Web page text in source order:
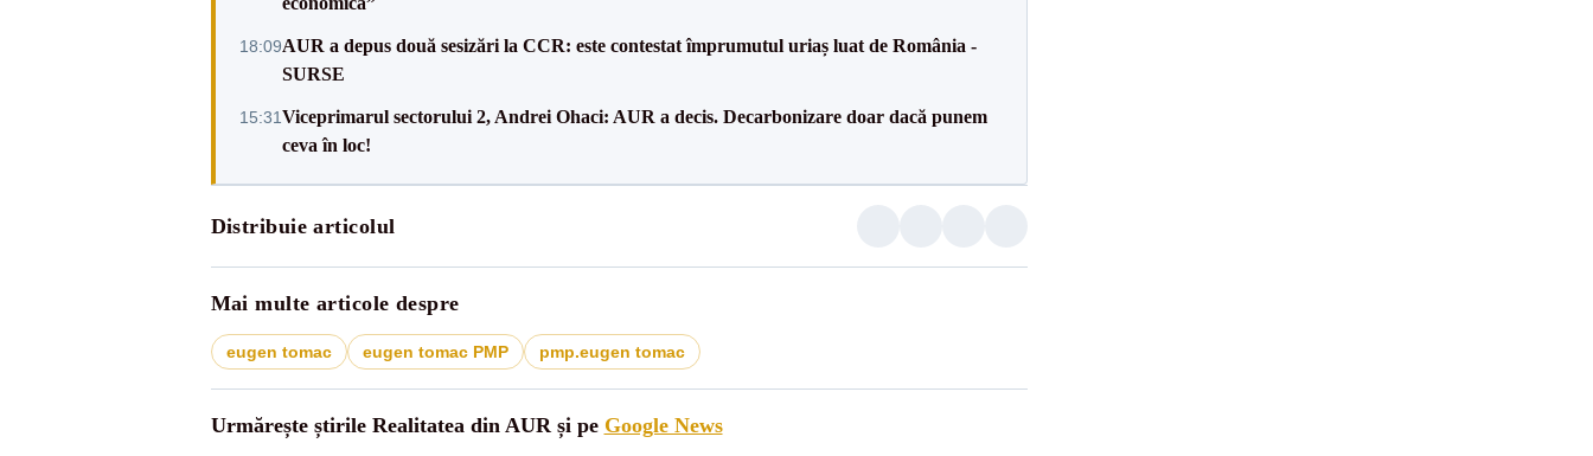
18:09AUR a depus două sesizări la CCR: este contestat împrumutul uriaș luat de România -
SURSE
15:31Viceprimarul sectorului 2, Andrei Ohaci: AUR a decis. Decarbonizare doar dacă punem
ceva în loc!
Distribuie articolul
Mai multe articole despre
eugen tomac eugen tomac PMP pmp.eugen tomac
Urmărește știrile Realitatea din AUR și pe Google News